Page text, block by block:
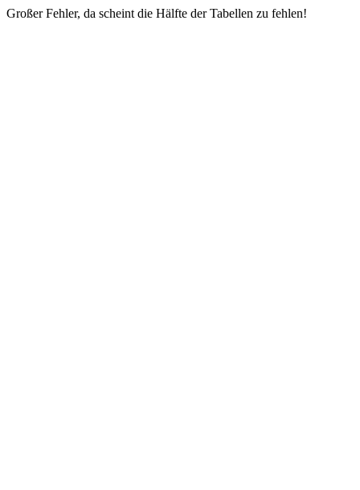
Großer Fehler, da scheint die Hälfte der Tabellen zu fehlen!